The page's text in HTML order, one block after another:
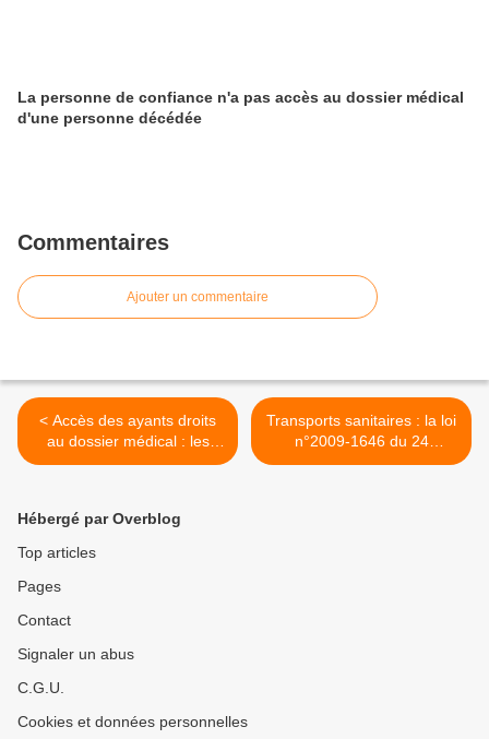
La personne de confiance n'a pas accès au dossier médical
d'une personne décédée
Commentaires
Ajouter un commentaire
< Accès des ayants droits
au dossier médical : les
motifs doivent être précisés
Transports sanitaires : la loi
n°2009-1646 du 24
décembre 2009 de
Hébergé par Overblog
Top articles
Pages
Contact
Signaler un abus
C.G.U.
Cookies et données personnelles